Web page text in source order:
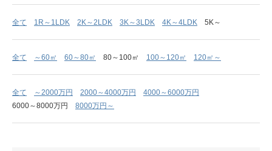
全て 1R～1LDK 2K～2LDK 3K～3LDK 4K～4LDK 5K～
全て ～60㎡ 60～80㎡ 80～100㎡ 100～120㎡ 120㎡～
全て ～2000万円 2000～4000万円
4000～6000万円
6000～8000万円
8000万円～